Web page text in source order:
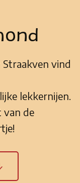
vind
lekkernijen.
van de